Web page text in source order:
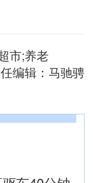
市;养老
编辑： 马驰骋